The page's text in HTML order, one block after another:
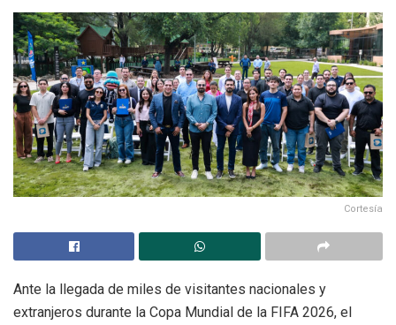
Cortesía
Ante la llegada de miles de visitantes nacionales y
extranjeros durante la Copa Mundial de la FIFA 2026, el